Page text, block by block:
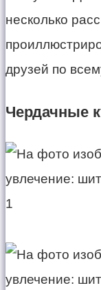
несколько
друзей по
Чердачные